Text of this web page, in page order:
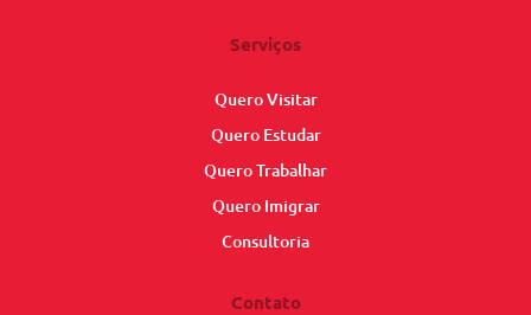
Serviços
Quero Visitar
Quero Estudar
Quero Trabalhar
Quero Imigrar
Consultoria
Contato